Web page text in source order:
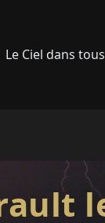
Le Ciel dans